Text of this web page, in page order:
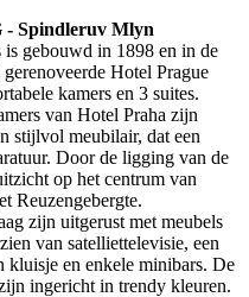
- Spindleruv Mlyn
gebouwd in 1898 en in de
Hotel Prague
kamers en 3 suites.
van Hotel Praha zijn
stijlvol meubilair, dat een
Door de ligging van de
op het centrum van
Reuzengebergte.
zijn uitgerust met meubels
van satelliettelevisie, een
kluisje en enkele minibars. De
ingericht in trendy kleuren.